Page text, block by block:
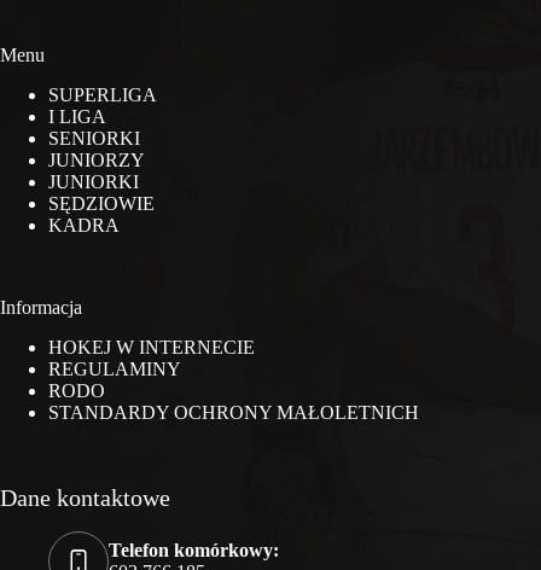
Menu
SUPERLIGA
I LIGA
SENIORKI
JUNIORZY
JUNIORKI
SĘDZIOWIE
KADRA
Informacja
HOKEJ W INTERNECIE
REGULAMINY
RODO
STANDARDY OCHRONY MAŁOLETNICH
Dane kontaktowe
Telefon komórkowy: